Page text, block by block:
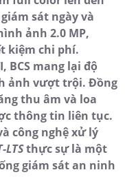
sát ngày và
ảnh 2.0 MP,
kiệm chi phí.
BCS mang lại độ
ảnh vượt trội. Đồng
thu âm và loa
thông tin liên tục.
công nghệ xử lý
LTSthực sự là một
giám sát an ninh